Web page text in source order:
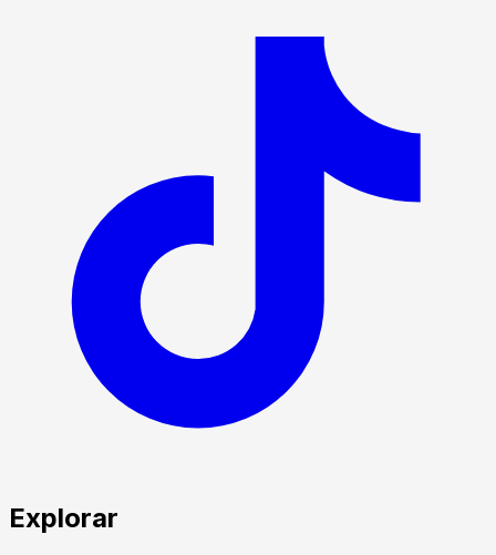
Explorar